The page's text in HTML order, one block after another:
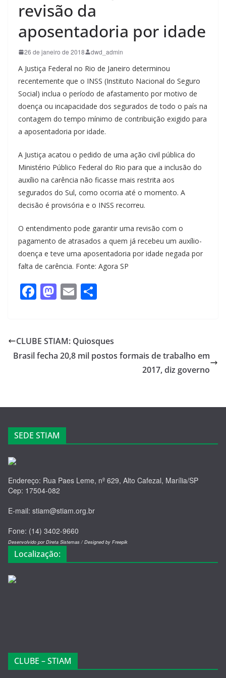
revisão da
aposentadoria por idade
26 de janeiro de 2018 dwd_admin
A Justiça Federal no Rio de Janeiro determinou
recentemente que o INSS (Instituto Nacional do Seguro
Social) inclua o período de afastamento por motivo de
doença ou incapacidade dos segurados de todo o país na
contagem do tempo mínimo de contribuição exigido para
a aposentadoria por idade.
A Justiça acatou o pedido de uma ação civil pública do
Ministério Público Federal do Rio para que a inclusão do
auxílio na carência não ficasse mais restrita aos
segurados do Sul, como ocorria até o momento. A
decisão é provisória e o INSS recorreu.
O entendimento pode garantir uma revisão com o
pagamento de atrasados a quem já recebeu um auxílio-
doença e teve uma aposentadoria por idade negada por
falta de carência. Fonte: Agora SP
F
e
b
k
M
o
d
E
e
CLUBE STIAM: Quiosques
Brasil fecha 20,8 mil postos formais de trabalho em
2017, diz governo
SEDE STIAM
Endereço: Rua Paes Leme, nº 629, Alto Cafezal, Marília/SP
Cep: 17504-082
E-mail: stiam@stiam.org.br
Fone: (14) 3402-9660
Desenvolvido por Direta Sistemas /Designed by Freepik
Localização:
CLUBE – STIAM